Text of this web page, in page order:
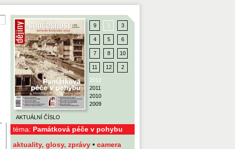
téma: Památková péče v pohybu
AKTUÁLNÍ ČÍSLO
9 1 3
4 5 6
7 8 10
11 12 2
2012
2011
2010
2009
aktuality, glosy, zprávy • camera